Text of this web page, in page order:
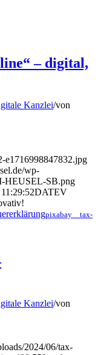
– digital,
Kanzlei/von
e1716998847832.jpg
wp-
HEUSEL-SB.png
DATEV
pixabay _ tax-
Kanzlei/von
2024/06/tax-